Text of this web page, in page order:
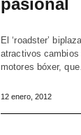
El ‘roadster’
atractivos
motores bóxer,
12 enero, 2012